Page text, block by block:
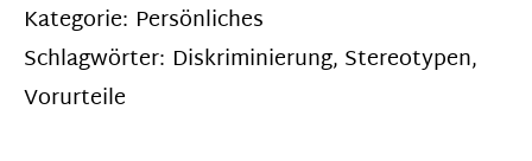
Kategorie: Persönliches
Schlagwörter: Diskriminierung, Stereotypen,
Vorurteile